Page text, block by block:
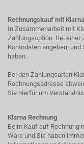
Rechnungskauf mit Klarna
In Zusammenarbeit mit
Zahlungsoption. Bei einer
Kontodaten angeben, und
haben.
Bei den Zahlungsarten
Rechnungsadresse
Sie hierfür um
Klarna Rechnung
Beim Kauf auf Rechnung
Ware und Sie haben